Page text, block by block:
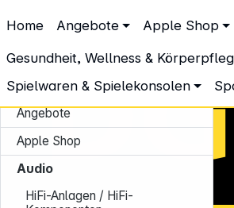
Home Angebote Apple Shop
Gesundheit, Wellness &
Spielwaren & Spielekonsolen
Audio Kopfhörer / Headsets Mobile
Mobile Phone-
Angebote
Apple Shop
Audio
HiFi-Anlagen / HiFi-